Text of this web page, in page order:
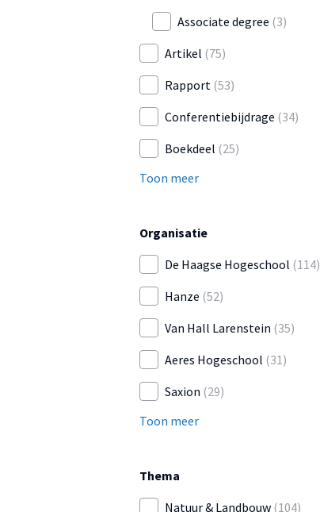
Associate degree (3)
Artikel (75)
Rapport (53)
Conferentiebijdrage (34)
Boekdeel (25)
Toon meer
Organisatie
De Haagse Hogeschool (114)
Hanze (52)
Van Hall Larenstein (35)
Aeres Hogeschool (31)
Saxion (29)
Toon meer
Thema
Natuur & Landbouw (104)